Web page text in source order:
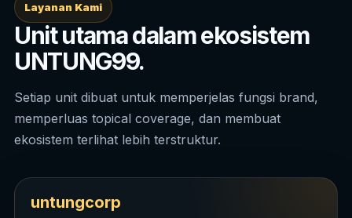
Layanan Kami
Unit utama dalam ekosistem
UNTUNG99.
Setiap unit dibuat untuk memperjelas fungsi brand,
memperluas topical coverage, dan membuat
ekosistem terlihat lebih terstruktur.
untungcorp